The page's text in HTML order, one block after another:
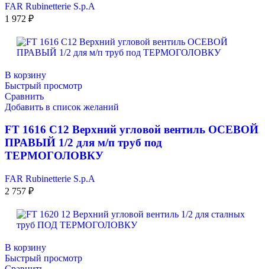
FAR Rubinetterie S.p.A
1 972 ₽
В корзину
Быстрый просмотр
Сравнить
Добавить в список желаний
FT 1616 C12 Верхний угловой вентиль ОСЕВОЙ
ПРАВЫЙ 1/2 для м/п труб под
ТЕРМОГОЛОВКУ
FAR Rubinetterie S.p.A
2 757 ₽
В корзину
Быстрый просмотр